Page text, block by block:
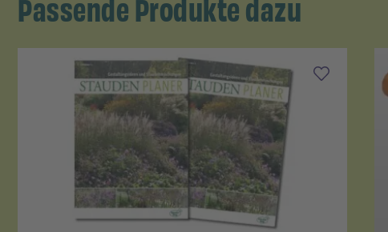
Passende Produkte dazu